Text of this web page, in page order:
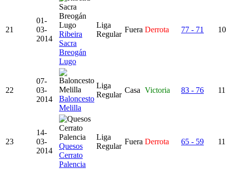
21
01-
03-
2014
Ribeira
Sacra
Breogán
Lugo
Liga
Regular
Fuera Derrota 77 - 71
22
07-
03-
2014
Baloncesto
Melilla
Liga
Regular
Casa Victoria 83 - 76
23
14-
03-
2014
Quesos
Cerrato
Palencia
Liga
Regular
Fuera Derrota 65 - 59